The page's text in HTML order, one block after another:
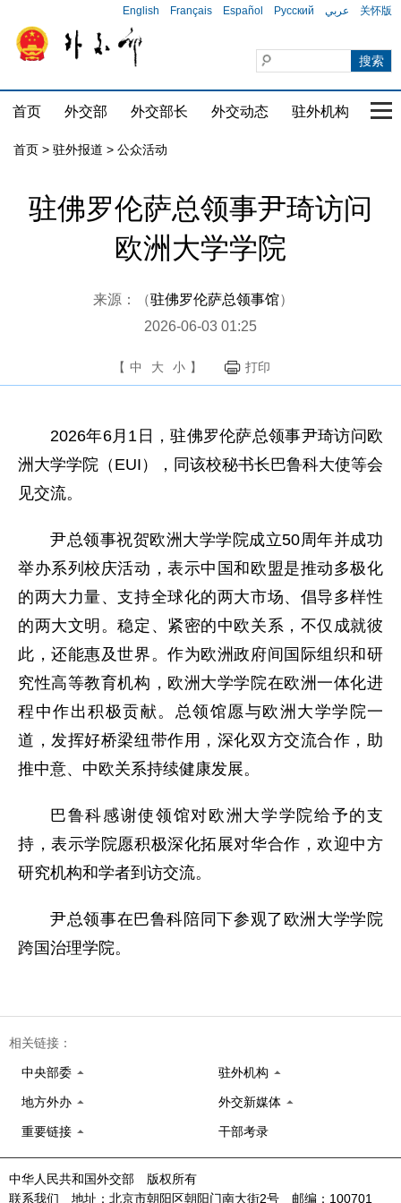
English Français Español Русский عربي 关怀版
首页 外交部 外交部长 外交动态 驻外机构 国
首页 > 驻外报道 > 公众活动
驻佛罗伦萨总领事尹琦访问
欧洲大学学院
来源：（驻佛罗伦萨总领事馆）
2026-06-03 01:25
【 中 大 小 】 打印
2026年6月1日，驻佛罗伦萨总领事尹琦访问欧
洲大学学院（EUI），同该校秘书长巴鲁科大使等会
见交流。
尹总领事祝贺欧洲大学学院成立50周年并成功
举办系列校庆活动，表示中国和欧盟是推动多极化
的两大力量、支持全球化的两大市场、倡导多样性
的两大文明。稳定、紧密的中欧关系，不仅成就彼
此，还能惠及世界。作为欧洲政府间国际组织和研
究性高等教育机构，欧洲大学学院在欧洲一体化进
程中作出积极贡献。总领馆愿与欧洲大学学院一
道，发挥好桥梁纽带作用，深化双方交流合作，助
推中意、中欧关系持续健康发展。
巴鲁科感谢使领馆对欧洲大学学院给予的支
持，表示学院愿积极深化拓展对华合作，欢迎中方
研究机构和学者到访交流。
尹总领事在巴鲁科陪同下参观了欧洲大学学院
跨国治理学院。
相关链接：
中央部委 驻外机构
地方外办 外交新媒体
重要链接 干部考录
中华人民共和国外交部 版权所有
联系我们 地址：北京市朝阳区朝阳门南大街2号 邮编：100701